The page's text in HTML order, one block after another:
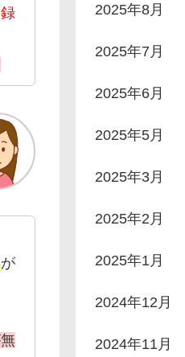
が
2025年8月
2025年7月
2025年6月
2025年5月
2025年3月
2025年2月
2025年1月
2024年12月
2024年11月